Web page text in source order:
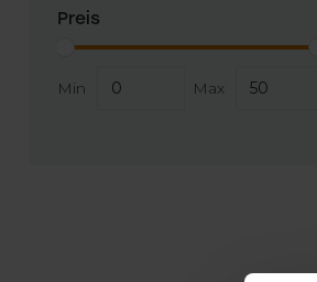
Preis
Min Max